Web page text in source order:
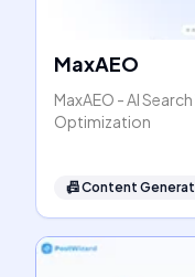
MaxAEO
MaxAEO - AI
Optimization
📠Content